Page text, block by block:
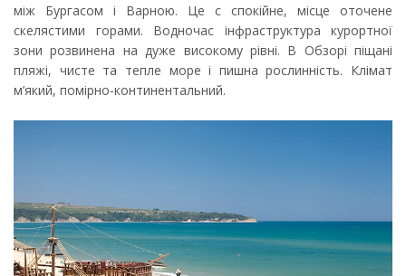
між Бургасом і Варною. Це с спокійне, місце оточене
скелястими горами. Водночас інфраструктура курортної
зони розвинена на дуже високому рівні. В Обзорі піщані
пляжі, чисте та тепле море і пишна рослинність. Клімат
м’який, помірно-континентальний.